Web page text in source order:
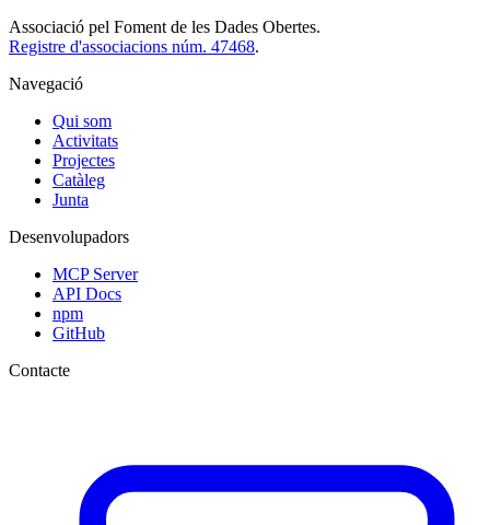
Associació pel Foment de les Dades Obertes.
Registre d'associacions núm. 47468.
Navegació
Qui som
Activitats
Projectes
Catàleg
Junta
Desenvolupadors
MCP Server
API Docs
npm
GitHub
Contacte